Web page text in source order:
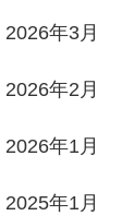
2026年3月
2026年2月
2026年1月
2025年1月